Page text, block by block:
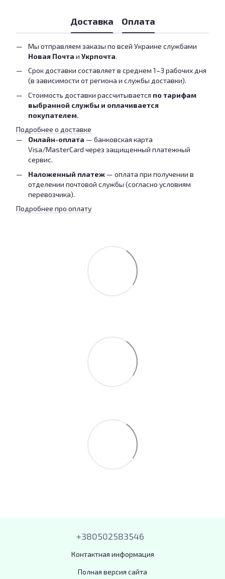
Доставка Оплата
Мы отправляем заказы по всей Украине службами
Новая Почта и Укрпочта.
Срок доставки составляет в среднем 1–3 рабочих дня
(в зависимости от региона и службы доставки).
Стоимость доставки рассчитывается по тарифам
выбранной службы и оплачивается
покупателем.
Подробнее о доставке
Онлайн-оплата — банковская карта
Visa/MasterCard через защищенный платежный
сервис.
Наложенный платеж — оплата при получении в
отделении почтовой службы (согласно условиям
перевозчика).
Подробнее про оплату
+380502583546
Контактная информация
Полная версия сайта